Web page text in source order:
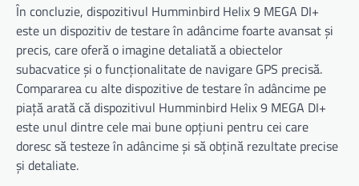
În concluzie, dispozitivul Humminbird Helix 9 MEGA DI+
este un dispozitiv de testare în adâncime foarte avansat și
precis, care oferă o imagine detaliată a obiectelor
subacvatice și o funcționalitate de navigare GPS precisă.
Compararea cu alte dispozitive de testare în adâncime pe
piață arată că dispozitivul Humminbird Helix 9 MEGA DI+
este unul dintre cele mai bune opțiuni pentru cei care
doresc să testeze în adâncime și să obțină rezultate precise
și detaliate.